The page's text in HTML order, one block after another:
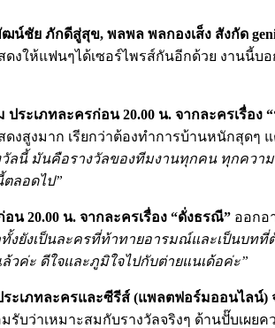
ฒน์ชัย ภักดีสู่สุข, พลพล พลกองเส็ง สังกัด
ห้แฟนๆได้เซอร์ไพรส์กันอีกด้วย งานนี้บอ
ระเภทละครก่อน 20.00 น. จากละครเรื่อง
สูงมาก เรียกว่าต้องทำการบ้านหนักสุดๆ
ลนี้ มันคือรางวัลของทีมงานทุกคน ทุกค
ตลอดไป”
น 20.00 น. จากละครเรื่อง “ดั่งธรณี” ออกอ
งยังเป็นละครที่ท้าทายอารมณ์และเป็นบท
วค่ะ ดีใจและภูมิใจไปกับต่ายแนเด้อค่ะ”
ะเภทละครและซีรีส์ (แพลตฟอร์มออนไลน์)
บว่าเหมาะสมกับรางวัลจริงๆ ด้านปั๊บเผยค